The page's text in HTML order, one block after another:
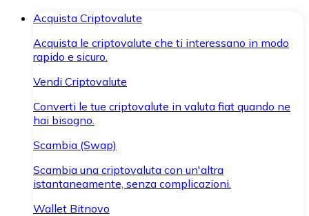
Acquista Criptovalute
Acquista le criptovalute che ti interessano in modo
rapido e sicuro.
Vendi Criptovalute
Converti le tue criptovalute in valuta fiat quando ne
hai bisogno.
Scambia (Swap)
Scambia una criptovaluta con un'altra
istantaneamente, senza complicazioni.
Wallet Bitnovo